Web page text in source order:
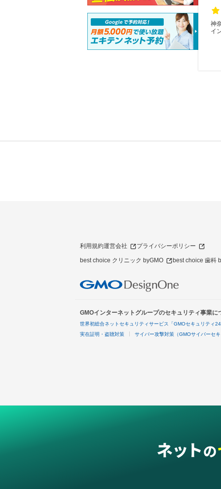
神
イ
利用規約運営会社 プライバシーポリシー
best choice クリニック byGMO best choice 歯科
GMOインターネットグループのセキュリティ事業に
世界初総合ネットセキュリティサービス「GMOセキュリティ
実在証明・盗聴対策
サイバー攻撃対策（GMOサイバーセ